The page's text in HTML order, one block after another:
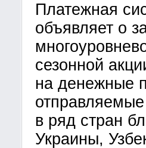
Платежная
объявляет о
сезонной
на денежные
в ряд стран
Украины,